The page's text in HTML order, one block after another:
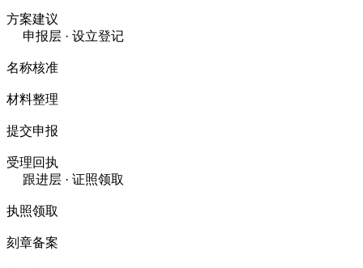
方案建议
申报层 · 设立登记
名称核准
材料整理
提交申报
受理回执
跟进层 · 证照领取
执照领取
刻章备案